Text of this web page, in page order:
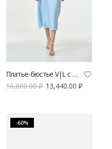
Платье-бюстье V|L с авторским принтом
16,800.00₽ 13,440.00₽
-60%